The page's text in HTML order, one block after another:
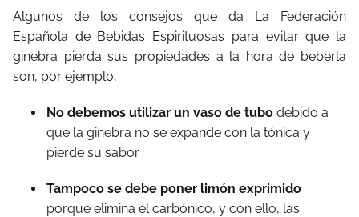
Algunos de los consejos que da La Federación
Española de Bebidas Espirituosas para evitar que la
ginebra pierda sus propiedades a la hora de beberla
son, por ejemplo,
No debemos utilizar un vaso de tubo debido a
que la ginebra no se expande con la tónica y
pierde su sabor.
Tampoco se debe poner limón exprimido
porque elimina el carbónico, y con ello, las